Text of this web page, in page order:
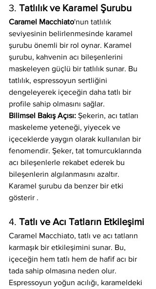
3. Tatlılık ve Karamel Şurubu
Caramel Macchiato'nun tatlılık
seviyesinin belirlenmesinde karamel
şurubu önemli bir rol oynar. Karamel
şurubu, kahvenin acı bileşenlerini
maskeleyen güçlü bir tatlılık sunar. Bu
tatlılık, espressoyun sertliğini
dengeleyerek içeceğin daha tatlı bir
profile sahip olmasını sağlar.
Bilimsel Bakış Açısı: Şekerin, acı tatları
maskeleme yeteneği, yiyecek ve
içeceklerde yaygın olarak kullanılan bir
fenomendir. Şeker, tat tomurcuklarında
acı bileşenlerle rekabet ederek bu
bileşenlerin algılanmasını azaltır.
Karamel şurubu da benzer bir etki
gösterir .
4. Tatlı ve Acı Tatların Etkileşimi
Caramel Macchiato, tatlı ve acı tatların
karmaşık bir etkileşimini sunar. Bu,
içeceğin hem tatlı hem de hafif acı bir
tada sahip olmasına neden olur.
Espressoyun yoğun acılığı, karameldeki